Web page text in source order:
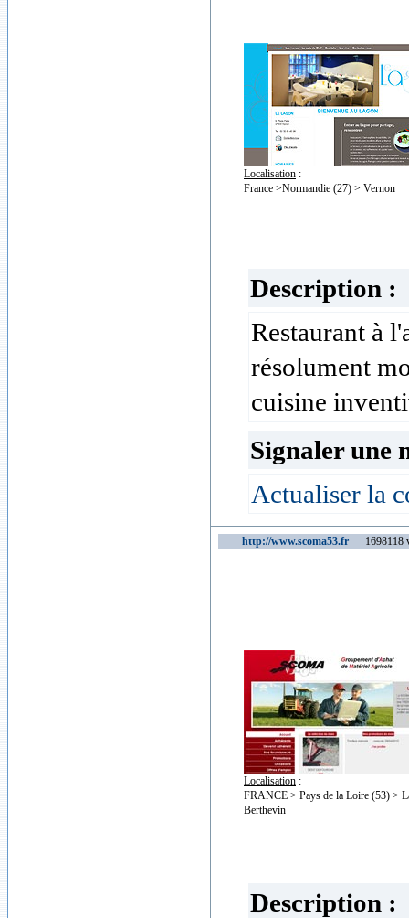
Localisation :
France >Normandie (27) > Vernon
Description :
Restaurant à
résolument
cuisine
Signaler une
Actualiser la
http://www.scoma53.fr 1698118
Localisation :
FRANCE > Pays de la Loire (53) >
Berthevin
Description :